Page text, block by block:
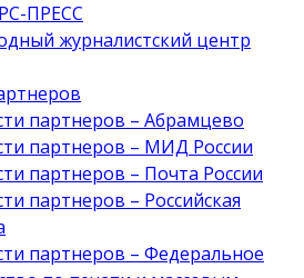
ПРЕСС
журналистский центр
партнеров – Абрамцево
партнеров – МИД России
партнеров – Почта России
партнеров – Российская
партнеров – Федеральное